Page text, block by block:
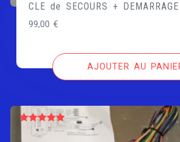
CLE de SECOURS + DEMARRAGE
99,00€
AJOUTER AU
Note 5.00